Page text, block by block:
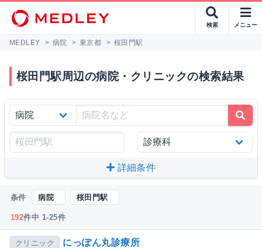
検索 メニュー
MEDLEY > 病院 > 東京都 > 桜田門駅
桜田門駅周辺の病院・クリニックの検索結果
詳細条件
条件 病院 桜田門駅
192件中 1-25件
クリニック にっぽん丸診療所